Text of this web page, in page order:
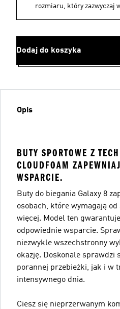
rozmiaru, który zazwyczaj
Dodaj do koszyka
Opis
BUTY SPORTOWE Z
CLOUDFOAM
WSPARCIE.
Buty do biegania Galaxy 8
osobach, które wymagają
więcej. Model ten
odpowiednie wsparcie.
niezwykle wszechstronny
okazję. Doskonale sprawdzi
porannej przebieżki, jak i w
intensywnego dnia.
Ciesz się nieprzerwanym